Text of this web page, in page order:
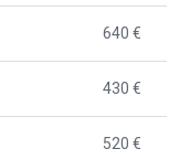
640 €
430 €
520 €